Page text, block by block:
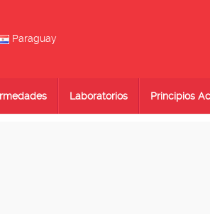
Paraguay
Laboratorios Principios